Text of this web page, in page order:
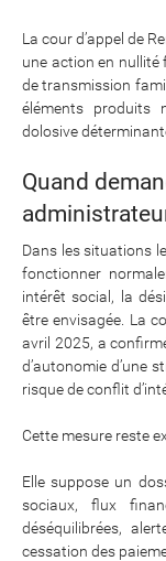
La cour d’appel de
une action en
de transmission
éléments produits
dolosive
Quand
Dans les situations
fonctionner
intérêt social, la
être envisagée. La
avril 2025, a
d’autonomie d’une
risque de conflit
Cette mesure reste
Elle suppose un
sociaux, flux
déséquilibrées,
cessation des